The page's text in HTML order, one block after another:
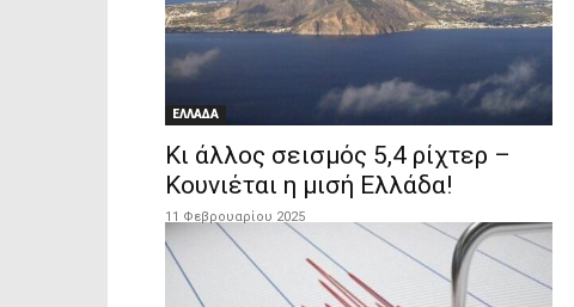
ΕΛΛΑΔΑ
Κι άλλος σεισμός 5,4 ρίχτερ –
Κουνιέται η μισή Ελλάδα!
11 Φεβρουαρίου 2025